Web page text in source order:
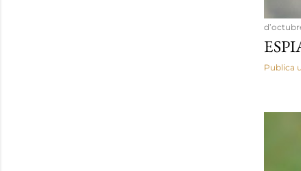
Publica